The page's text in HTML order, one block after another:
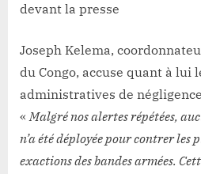
devant la presse
Joseph Kelema,
du Congo, accuse quant à
administratives de
«Malgré nos alertes répétées,
n’a été déployée pour contrer les
exactions des bandes armées.